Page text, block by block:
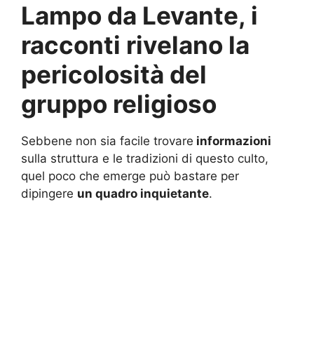
Lampo da Levante, i
racconti rivelano la
pericolosità del
gruppo religioso
Sebbene non sia facile trovare informazioni
sulla struttura e le tradizioni di questo culto,
quel poco che emerge può bastare per
dipingere un quadro inquietante.